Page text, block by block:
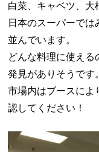
白菜、キャベツ、大
日本のスーパーでは
並んでいます。
どんな料理に使える
発見がありそうです。
市場内はブースによ
認してください！